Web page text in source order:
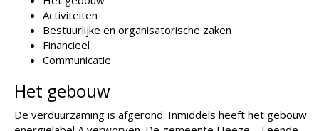
Activiteiten
Bestuurlijke en organisatorische zaken
Financieel
Communicatie
Het gebouw
De verduurzaming is afgerond. Inmiddels heeft het gebouw